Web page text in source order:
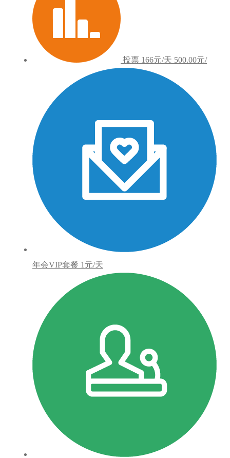
投票 166元/天 500.00元/
年会VIP套餐 1元/天